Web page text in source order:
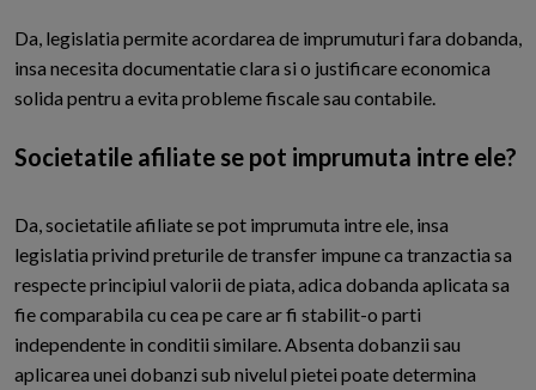
Da, legislatia permite acordarea de imprumuturi fara dobanda,
insa necesita documentatie clara si o justificare economica
solida pentru a evita probleme fiscale sau contabile.
Societatile afiliate se pot imprumuta intre ele?
Da, societatile afiliate se pot imprumuta intre ele, insa
legislatia privind preturile de transfer impune ca tranzactia sa
respecte principiul valorii de piata, adica dobanda aplicata sa
fie comparabila cu cea pe care ar fi stabilit-o parti
independente in conditii similare. Absenta dobanzii sau
aplicarea unei dobanzi sub nivelul pietei poate determina